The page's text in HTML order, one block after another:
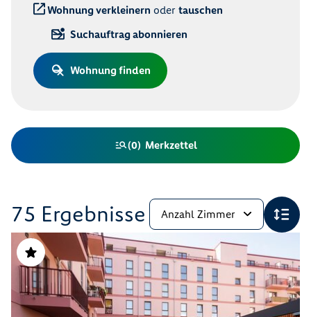
Wohnung verkleinern odertauschen
Suchauftrag abonnieren
Wohnung finden
(0) Merkzettel
75 Ergebnisse